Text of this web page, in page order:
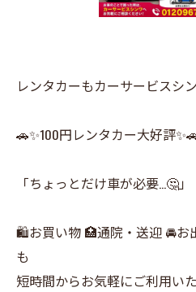
レンタカーもカーサービスシ
🚗✨100円レンタカー大好評
「ちょっとだけ車が必要…🤔
🛍️お買い物 🏥通院・送迎 🚘お
も
短時間からお気軽にご利用い